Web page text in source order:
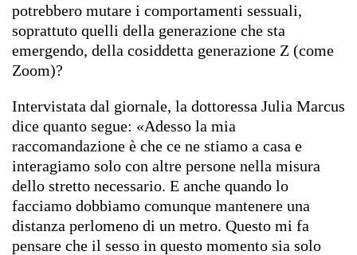
potrebbero mutare i comportamenti sessuali,
soprattuto quelli della generazione che sta
emergendo, della cosiddetta generazione Z (come
Zoom)?
Intervistata dal giornale, la dottoressa Julia Marcus
dice quanto segue: «Adesso la mia
raccomandazione è che ce ne stiamo a casa e
interagiamo solo con altre persone nella misura
dello stretto necessario. E anche quando lo
facciamo dobbiamo comunque mantenere una
distanza perlomeno di un metro. Questo mi fa
pensare che il sesso in questo momento sia solo